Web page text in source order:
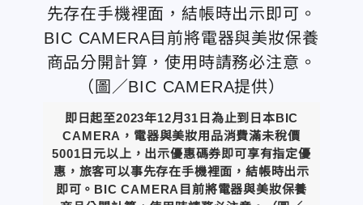
即日起至2023年12月31日為止到日本BIC
CAMERA，電器與美妝用品消費滿未稅價
5001日元以上，出示優惠碼券即可享有指定優
惠，旅客可以事先存在手機裡面，結帳時出示
即可。BIC CAMERA目前將電器與美妝保養